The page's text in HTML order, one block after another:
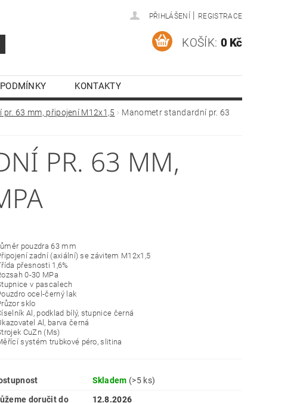
PŘIHLÁŠENÍ | REGISTRACE
KOŠÍK: 0 Kč
KONTAKTY
pr. 63 mm, připojení M12x1,5
Manometr standardní pr. 63
PR. 63 MM,
pouzdra 63 mm
zadní (axiální) se závitem M12x1,5
přesnosti 1,6%
0-30 MPa
v pascalech
ocel-černý lak
sklo
Al, podklad bílý, stupnice černá
Al, barva černá
CuZn (Ms)
systém trubkové péro, slitina
Skladem (>5 ks)
doručit do
12.8.2026